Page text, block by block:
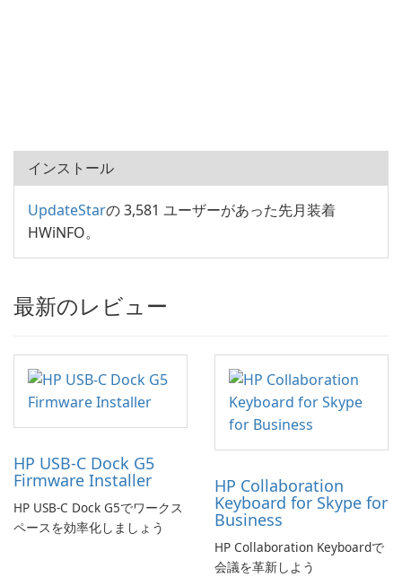
インストール
UpdateStarの 3,581 ユーザーがあった先月装着
HWiNFO。
最新のレビュー
HP USB-C Dock G5
Firmware Installer
HP USB-C Dock G5でワークス
ペースを効率化しましょう
HP Collaboration
Keyboard for Skype for
Business
HP Collaboration Keyboardで
会議を革新しよう